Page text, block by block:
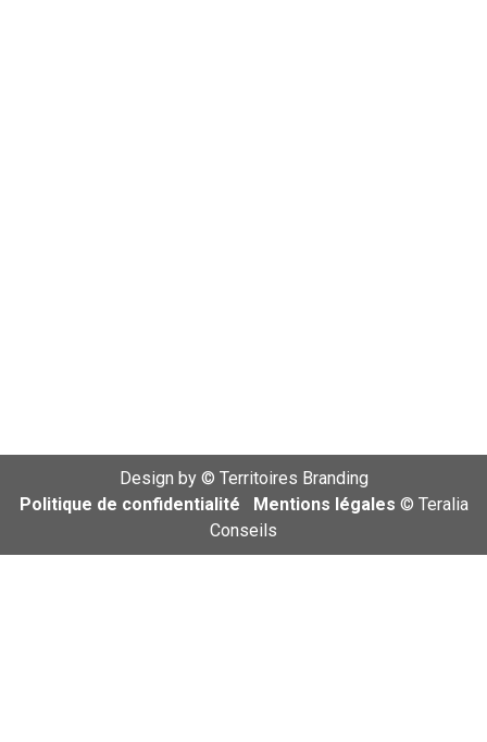
Design by © Territoires Branding
Politique de confidentialité
Mentions légales © Teralia
Conseils